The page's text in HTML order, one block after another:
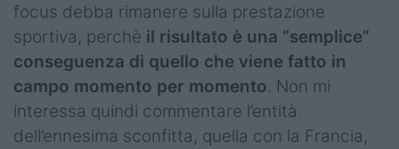
focus debba rimanere sulla prestazione
sportiva, perchè il risultato è una “semplice”
conseguenza di quello che viene fatto in
campo momento per momento. Non mi
interessa quindi commentare l’entità
dell’ennesima sconfitta, quella con la Francia,